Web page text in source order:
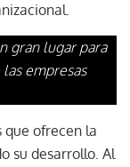
gran lugar para
empresas
que ofrecen la
su desarrollo. Al